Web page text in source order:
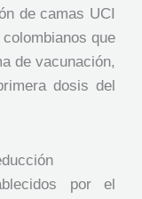
de camas UCI
que
de vacunación,
dosis del
por el